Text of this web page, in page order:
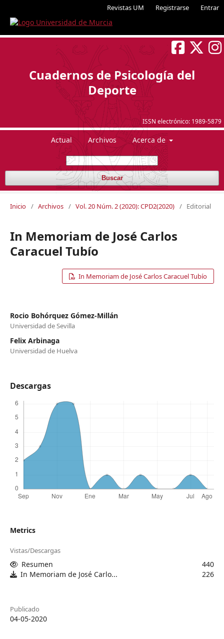
Revistas UM Registrarse Entrar
ISSN electrónico: 1989-5879
Cuadernos de Psicología del
Deporte
Actual Archivos Acerca de
Buscar
Inicio / Archivos / Vol. 20 Núm. 2 (2020): CPD2(2020) / Editorial
In Memoriam de José Carlos
Caracuel Tubío
In Memoriam de José Carlos Caracuel Tubío
Rocio Bohórquez Gómez-Millán
Universidad de Sevilla
Felix Arbinaga
Universidad de Huelva
Descargas
Metrics
Vistas/Descargas
Resumen
440
In Memoriam de José Carlo...
226
Publicado
04-05-2020